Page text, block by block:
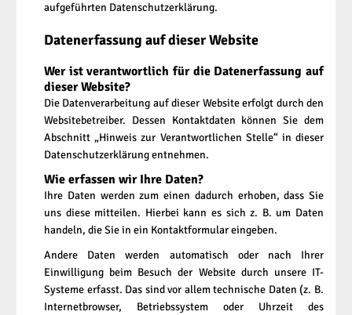
aufgeführten Datenschutzerklärung.
Datenerfassung auf dieser Website
Wer ist verantwortlich für die Datenerfassung auf
dieser Website?
Die Datenverarbeitung auf dieser Website erfolgt durch den
Websitebetreiber. Dessen Kontaktdaten können Sie dem
Abschnitt „Hinweis zur Verantwortlichen Stelle“ in dieser
Datenschutzerklärung entnehmen.
Wie erfassen wir Ihre Daten?
Ihre Daten werden zum einen dadurch erhoben, dass Sie
uns diese mitteilen. Hierbei kann es sich z. B. um Daten
handeln, die Sie in ein Kontaktformular eingeben.
Andere Daten werden automatisch oder nach Ihrer
Einwilligung beim Besuch der Website durch unsere IT-
Systeme erfasst. Das sind vor allem technische Daten (z. B.
Internetbrowser, Betriebssystem oder Uhrzeit des